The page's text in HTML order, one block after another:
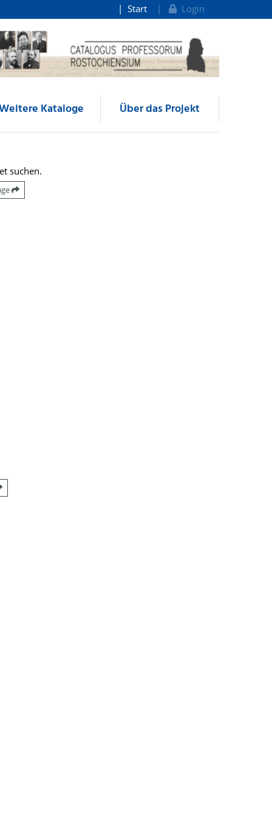
Start Login
Kataloge Über das Projekt
suchen.